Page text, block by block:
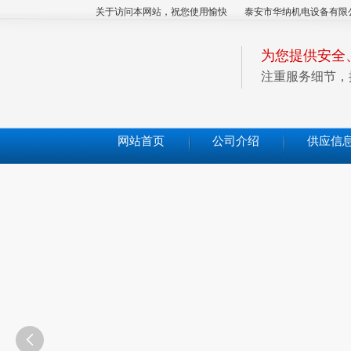
关于访问本网站，祝您使用愉快 泰安市华纳机电设备有限
为您提供安全
注重服务细节
网站首页 公司介绍 供应信
